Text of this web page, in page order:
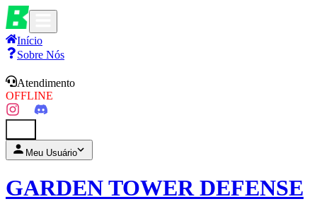
Início
Sobre Nós
Atendimento
OFFLINE
Meu Usuário
GARDEN TOWER DEFENSE